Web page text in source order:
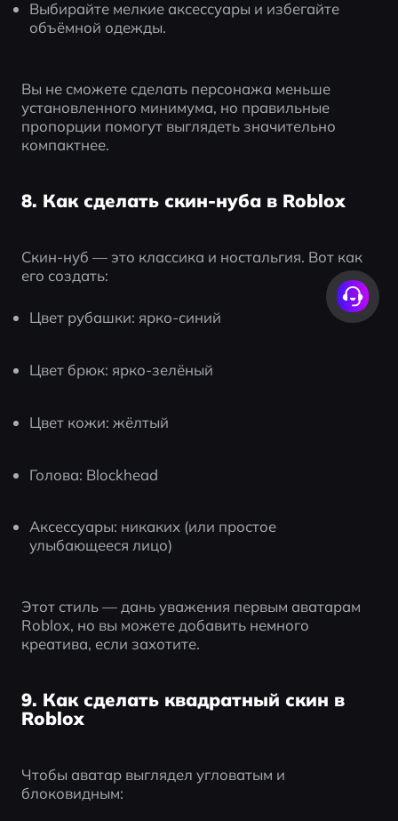
Выбирайте мелкие аксессуары и избегайте
объёмной одежды.
Вы не сможете сделать персонажа меньше
установленного минимума, но правильные
пропорции помогут выглядеть значительно
компактнее.
8. Как сделать скин-нуба в Roblox
Скин-нуб — это классика и ностальгия. Вот как
его создать:
Цвет рубашки: ярко-синий
Цвет брюк: ярко-зелёный
Цвет кожи: жёлтый
Голова: Blockhead
Аксессуары: никаких (или простое
улыбающееся лицо)
Этот стиль — дань уважения первым аватарам
Roblox, но вы можете добавить немного
креатива, если захотите.
9. Как сделать квадратный скин в
Roblox
Чтобы аватар выглядел угловатым и
блоковидным: